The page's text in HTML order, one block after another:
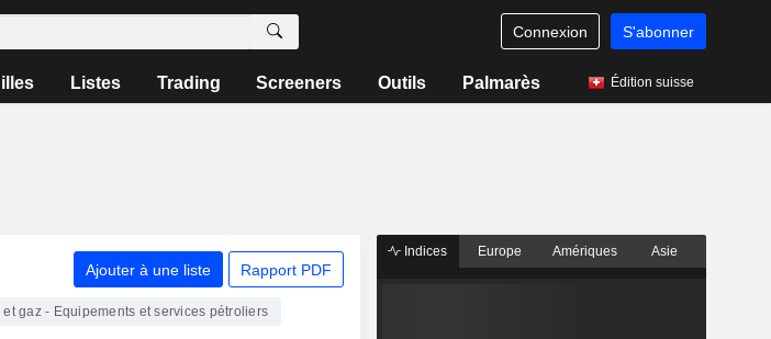
Connexion S'abonner
Listes Trading Screeners Outils Palmarès Édition suisse
Ajouter à une liste Rapport PDF
et gaz - Equipements et services pétroliers
Indices Europe Amériques Asie